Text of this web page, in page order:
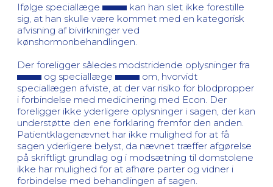
Ifølge speciallæge
kan han slet ikke forestille
sig, at han skulle være kommet med en kategorisk
afvisning af bivirkninger ved
kønshormonbehandlingen.
Der foreligger således modstridende oplysninger fra
og speciallæge
om, hvorvidt
speciallægen afviste, at der var risiko for blodpropper
i forbindelse med medicinering med Econ. Der
foreligger ikke yderligere oplysninger i sagen, der kan
understøtte den ene forklaring fremfor den anden.
Patientklagenævnet har ikke mulighed for at få
sagen yderligere belyst, da nævnet træffer afgørelse
på skriftligt grundlag og i modsætning til domstolene
ikke har mulighed for at afhøre parter og vidner i
forbindelse med behandlingen af sagen.